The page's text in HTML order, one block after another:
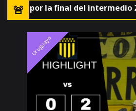
la final del intermedio 2026
Uruguayo